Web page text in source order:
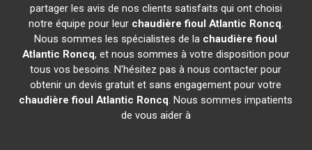
partager les avis de nos clients satisfaits qui ont choisi
notre équipe pour leur chaudière fioul Atlantic Roncq.
Nous sommes les spécialistes de la chaudière fioul
Atlantic Roncq, et nous sommes à votre disposition pour
tous vos besoins. N'hésitez pas à nous contacter pour
obtenir un devis gratuit et sans engagement pour votre
chaudière fioul Atlantic Roncq. Nous sommes impatients
de vous aider à